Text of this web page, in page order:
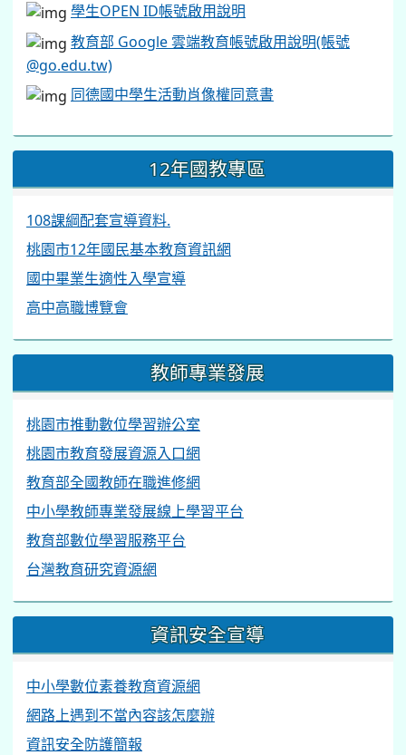
學生OPEN ID帳號啟用說明
教育部 Google 雲端教育帳號啟用說明(帳號
@go.edu.tw)
同德國中學生活動肖像權同意書
12年國教專區
108課綱配套宣導資料.
桃園市12年國民基本教育資訊網
國中畢業生適性入學宣導
高中高職博覽會
教師專業發展
桃園市推動數位學習辦公室
桃園市教育發展資源入口網
教育部全國教師在職進修網
中小學教師專業發展線上學習平台
教育部數位學習服務平台
台灣教育研究資源網
資訊安全宣導
中小學數位素養教育資源網
網路上遇到不當內容該怎麼辦
資訊安全防護簡報